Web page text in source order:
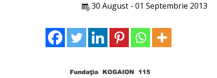
30 August - 01 Septembrie 2013